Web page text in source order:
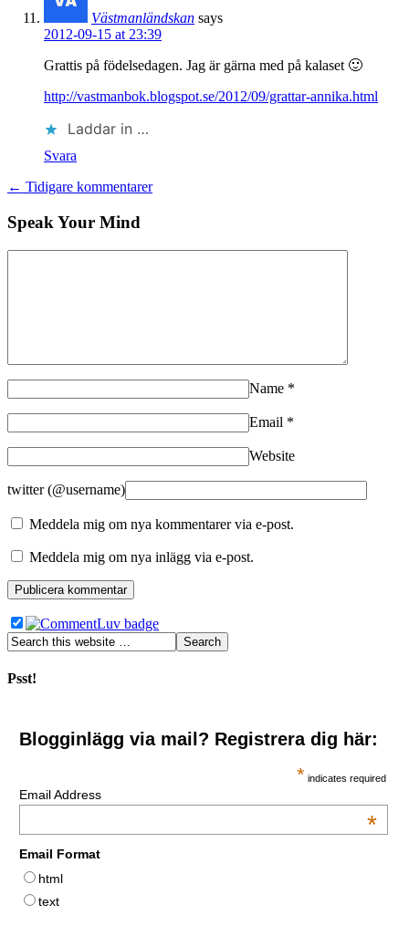
Västmanländskan says
2012-09-15 at 23:39
Grattis på födelsedagen. Jag är gärna med på kalaset 🙂
http://vastmanbok.blogspot.se/2012/09/grattar-annika.html
Laddar in …
Svara
← Tidigare kommentarer
Speak Your Mind
Name *
Email *
Website
twitter (@username)
Meddela mig om nya kommentarer via e-post.
Meddela mig om nya inlägg via e-post.
Psst!
Blogginlägg via mail? Registrera dig här:
* indicates required
Email Address
*
Email Format
html
text